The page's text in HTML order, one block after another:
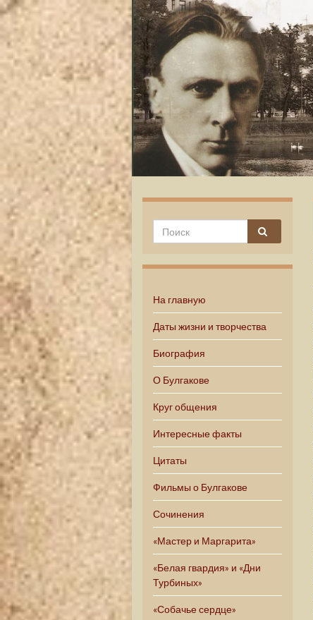
На главную
Даты жизни и творчества
Биография
О Булгакове
Круг общения
Интересные факты
Цитаты
Фильмы о Булгакове
Сочинения
«Мастер и Маргарита»
«Белая гвардия» и «Дни
Турбиных»
«Собачье сердце»